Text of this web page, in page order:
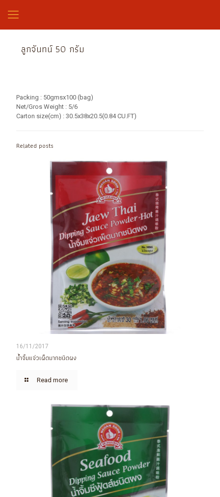
ลูกจันทน์ 50 กรัม
Packing : 50gmsx100 (bag)
Net/Gros Weight : 5/6
Carton size(cm) : 30.5x38x20.5(0.84 CU.FT)
Related posts
16/11/2017
น้ำจิ้มแจ่วเผ็ดมากชนิดผง
Read more